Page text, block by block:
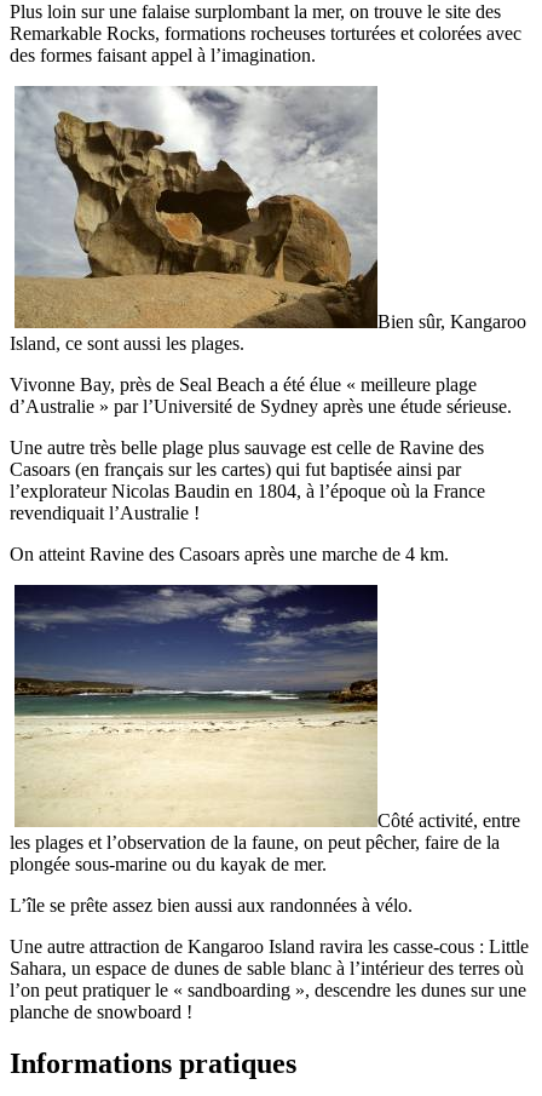
Plus loin sur une falaise surplombant la mer, on trouve le site des
Remarkable Rocks, formations rocheuses torturées et colorées avec
des formes faisant appel à l’imagination.
Bien sûr, Kangaroo
Island, ce sont aussi les plages.
Vivonne Bay, près de Seal Beach a été élue « meilleure plage
d’Australie » par l’Université de Sydney après une étude sérieuse.
Une autre très belle plage plus sauvage est celle de Ravine des
Casoars (en français sur les cartes) qui fut baptisée ainsi par
l’explorateur Nicolas Baudin en 1804, à l’époque où la France
revendiquait l’Australie !
On atteint Ravine des Casoars après une marche de 4 km.
Côté activité, entre
les plages et l’observation de la faune, on peut pêcher, faire de la
plongée sous-marine ou du kayak de mer.
L’île se prête assez bien aussi aux randonnées à vélo.
Une autre attraction de Kangaroo Island ravira les casse-cous : Little
Sahara, un espace de dunes de sable blanc à l’intérieur des terres où
l’on peut pratiquer le « sandboarding », descendre les dunes sur une
planche de snowboard !
Informations pratiques